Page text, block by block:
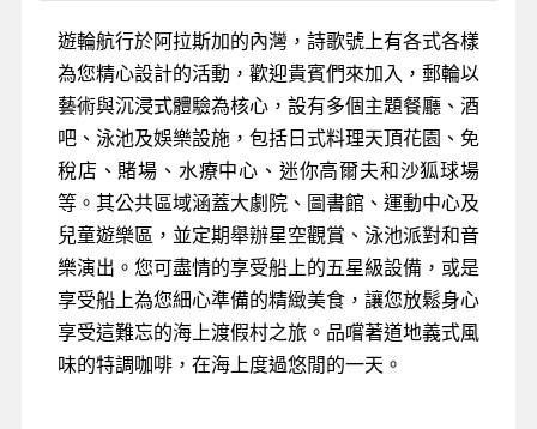
遊輪航行於阿拉斯加的內灣，詩歌號上有各式各樣
為您精心設計的活動，歡迎貴賓們來加入，郵輪以
藝術與沉浸式體驗為核心，設有多個主題餐廳、酒
吧、泳池及娛樂設施，包括日式料理天頂花園、免
稅店、賭場、水療中心、迷你高爾夫和沙狐球場
等。其公共區域涵蓋大劇院、圖書館、運動中心及
兒童遊樂區，並定期舉辦星空觀賞、泳池派對和音
樂演出。您可盡情的享受船上的五星級設備，或是
享受船上為您細心準備的精緻美食，讓您放鬆身心
享受這難忘的海上渡假村之旅。品嚐著道地義式風
味的特調咖啡，在海上度過悠閒的一天。